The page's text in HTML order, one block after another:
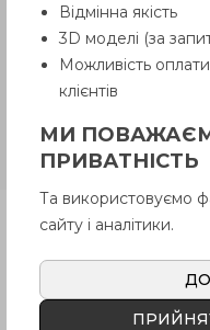
гамі,
VL.155-B
гладкий або
Продукція
Опис
Відмінна якість
3D моделі (за
Можливість
клієнтів
МИ
ПРИВАТНІСТЬ
Та використовуємо
сайту і аналітики.